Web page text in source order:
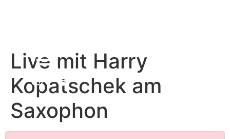
Live mit Harry
Kopatschek am
Saxophon